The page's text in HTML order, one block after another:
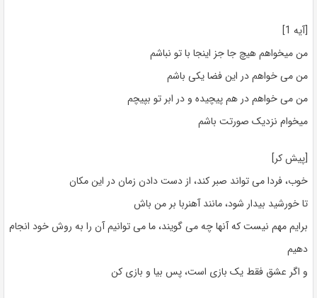
[آیه 1]
من میخواهم هیچ جا جز اینجا با تو نباشم
من می خواهم در این فضا یکی باشم
من می خواهم در هم پیچیده و در ابر تو بپیچم
میخوام نزدیک صورتت باشم
[پیش کر]
خوب، فردا می تواند صبر کند، از دست دادن زمان در این مکان
تا خورشید بیدار شود، مانند آهنربا بر من باش
برایم مهم نیست که آنها چه می گویند، ما می توانیم آن را به روش خود انجام
دهیم
و اگر عشق فقط یک بازی است، پس بیا و بازی کن